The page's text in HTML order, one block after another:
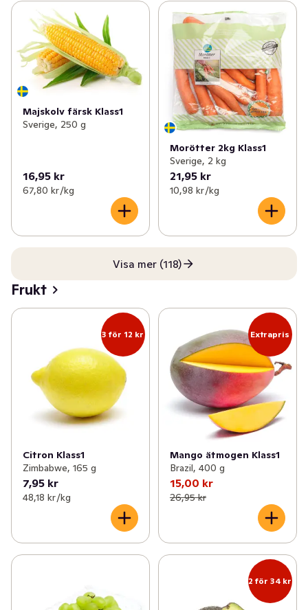
Majskolv färsk Klass1
Sverige, 250 g
16,95 kr
67,80 kr /kg
Morötter 2kg Klass1
Sverige, 2 kg
21,95 kr
10,98 kr /kg
Visa mer (118)
Frukt
3 för 12 kr
Citron Klass1
Zimbabwe, 165 g
7,95 kr
48,18 kr /kg
Extrapris
Mango ätmogen Klass1
Brazil, 400 g
15,00 kr
26,95 kr
2 för 34 kr